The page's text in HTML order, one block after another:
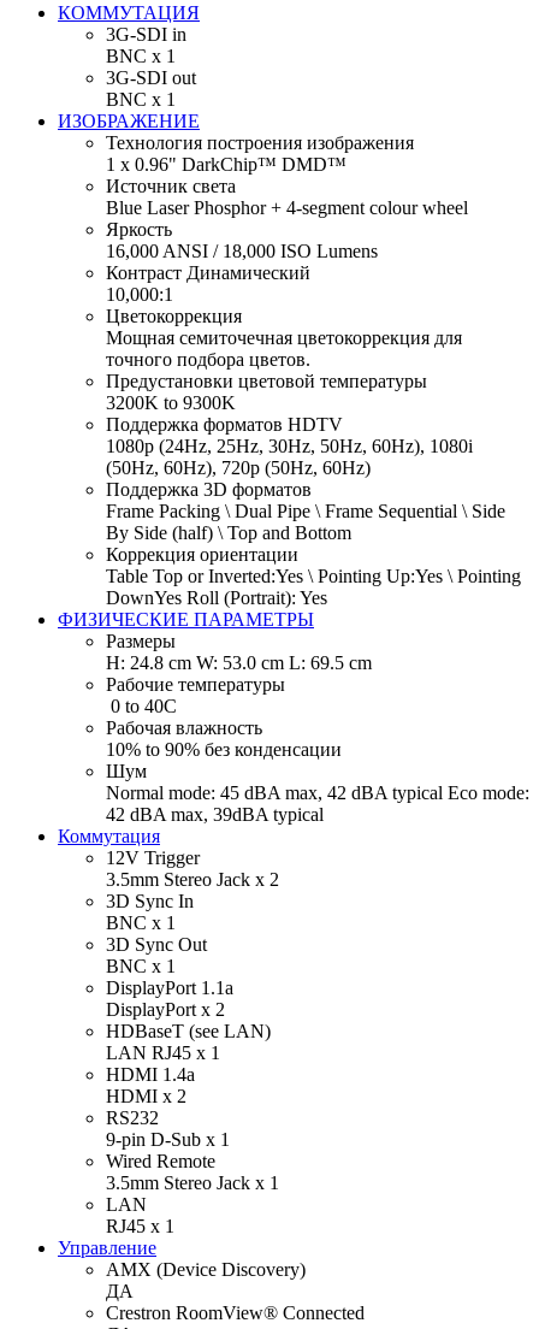
КОММУТАЦИЯ
3G-SDI in
BNC х 1
3G-SDI out
BNC х 1
ИЗОБРАЖЕНИЕ
Технология построения изображения
1 x 0.96" DarkChip™ DMD™
Источник света
Blue Laser Phosphor + 4-segment colour wheel
Яркость
16,000 ANSI / 18,000 ISO Lumens
Контраст Динамический
10,000:1
Цветокоррекция
Мощная семиточечная цветокоррекция для
точного подбора цветов.
Предустановки цветовой температуры
3200K to 9300K
Поддержка форматов HDTV
1080p (24Hz, 25Hz, 30Hz, 50Hz, 60Hz), 1080i
(50Hz, 60Hz), 720p (50Hz, 60Hz)
Поддержка 3D форматов
Frame Packing \ Dual Pipe \ Frame Sequential \ Side
By Side (half) \ Top and Bottom
Коррекция ориентации
Table Top or Inverted:Yes \ Pointing Up:Yes \ Pointing
DownYes Roll (Portrait): Yes
ФИЗИЧЕСКИЕ ПАРАМЕТРЫ
Размеры
H: 24.8 cm W: 53.0 cm L: 69.5 cm
Рабочие температуры
0 to 40C
Рабочая влажность
10% to 90% без конденсации
Шум
Normal mode: 45 dBA max, 42 dBA typical Eco mode:
42 dBA max, 39dBA typical
Коммутация
12V Trigger
3.5mm Stereo Jack х 2
3D Sync In
BNC х 1
3D Sync Out
BNC х 1
DisplayPort 1.1a
DisplayPort х 2
HDBaseT (see LAN)
LAN RJ45 х 1
HDMI 1.4a
HDMI х 2
RS232
9-pin D-Sub х 1
Wired Remote
3.5mm Stereo Jack х 1
LAN
RJ45 х 1
Управление
AMX (Device Discovery)
ДА
Crestron RoomView® Connected